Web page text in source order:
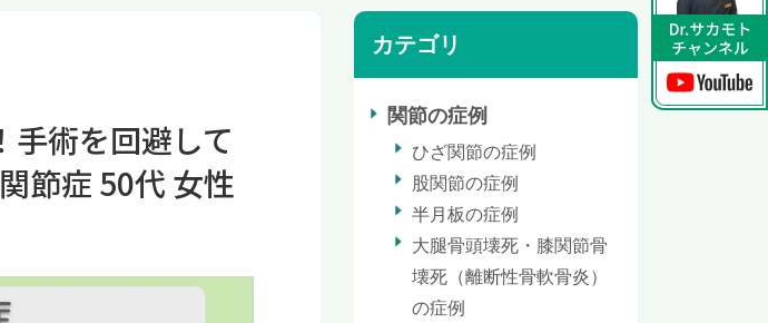
手術を回避して
節症 50代 女性
カテゴリ
関節の症例
ひざ関節の症例
股関節の症例
半月板の症例
大腿骨頭壊死・膝関節骨
壊死（離断性骨軟骨炎）
の症例